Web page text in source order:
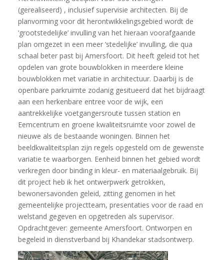
(gerealiseerd) , inclusief supervisie architecten. Bij de
planvorming voor dit herontwikkelingsgebied wordt de
‘grootstedelijke’ invulling van het hieraan voorafgaande
plan omgezet in een meer ‘stedelijke’ invulling, die qua
schaal beter past bij Amersfoort. Dit heeft geleid tot het
opdelen van grote bouwblokken in meerdere kleine
bouwblokken met variatie in architectuur. Daarbij is de
openbare parkruimte zodanig gesitueerd dat het bijdraagt
aan een herkenbare entree voor de wijk, een
aantrekkelijke voetgangersroute tussen station en
Eemcentrum en groene kwaliteitsruimte voor zowel de
nieuwe als de bestaande woningen. Binnen het
beeldkwaliteitsplan zijn regels opgesteld om de gewenste
variatie te waarborgen. Eenheid binnen het gebied wordt
verkregen door binding in kleur- en materiaalgebruik. Bij
dit project heb ik het ontwerpwerk getrokken,
bewonersavonden geleid, zitting genomen in het
gemeentelijke projectteam, presentaties voor de raad en
welstand gegeven en opgetreden als supervisor.
Opdrachtgever: gemeente Amersfoort. Ontworpen en
begeleid in dienstverband bij Khandekar stadsontwerp.